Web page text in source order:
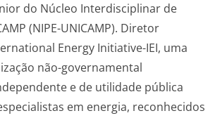
do Núcleo Interdisciplinar de
(NIPE-UNICAMP). Diretor
Energy Initiative-IEI, uma
não-governamental
e de utilidade pública
em energia, reconhecidos